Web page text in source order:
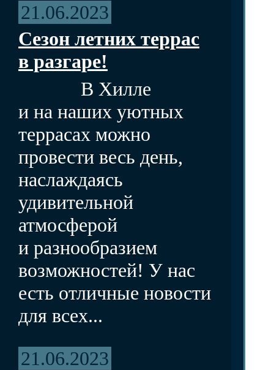
21.06.2023
Сезон летних террас
в разгаре!
В Хилле
и на наших уютных
террасах можно
провести весь день,
наслаждаясь
удивительной
атмосферой
и разнообразием
возможностей! У нас
есть отличные новости
для всех...
21.06.2023